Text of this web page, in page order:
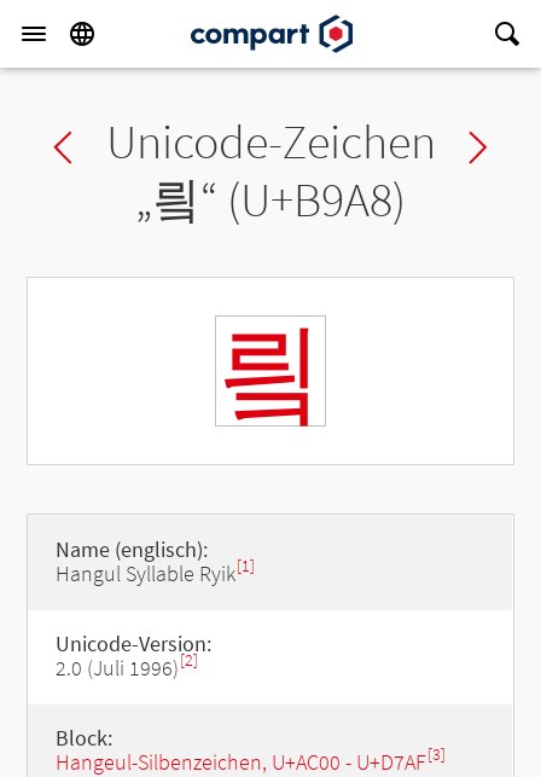
Previous char
Unicode-Zeichen
„릨“ (U+B9A8)
릨
Name (englisch):
Hangul Syllable Ryik[1]
Unicode-Version:
2.0 (Juli 1996)[2]
Block:
Hangeul-Silbenzeichen, U+AC00 - U+D7AF[3]